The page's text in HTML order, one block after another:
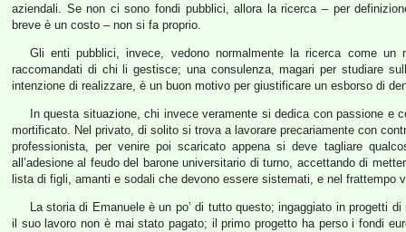
aziendali. Se non ci sono fondi pubblici, allora la ricerca – per
breve è un costo – non si fa proprio.
Gli enti pubblici, invece, vedono normalmente la ricerca come
raccomandati di chi li gestisce; una consulenza, magari per studiare
intenzione di realizzare, è un buon motivo per giustificare un esborso di
In questa situazione, chi invece veramente si dedica con passione e
mortificato. Nel privato, di solito si trova a lavorare precariamente con
professionista, per venire poi scaricato appena si deve tagliare
all’adesione al feudo del barone universitario di turno, accettando di
lista di figli, amanti e sodali che devono essere sistemati, e nel frattempo
La storia di Emanuele è un po’ di tutto questo; ingaggiato in progetti
il suo lavoro non è mai stato pagato; il primo progetto ha perso i fondi